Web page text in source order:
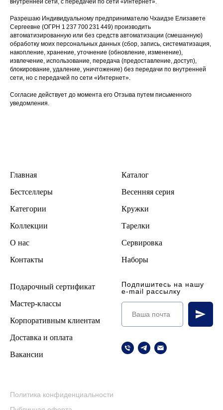
внутренней сети, с передачей по сети «Интернет».
Разрешаю Индивидуальному предпринимателю Чхаидзе Елизавете
Сергеевне (ОГРН 1 237 700 231 449) производить
автоматизированную или без средств автоматизации (смешанную)
обработку моих персональных данных (сбор, запись, систематизация,
накопление, хранение, уточнение (обновление, изменение),
извлечение, использование, передача (предоставление, доступ),
блокирование, удаление, уничтожение) без передачи по внутренней
сети, но с передачей по сети «Интернет».
Согласие действует до момента его Отзыва путем письменного
уведомления.
Главная
Бестселлеры
Категории
Коллекции
О нас
Контакты
Каталог
Весенняя серия
Кружки
Тарелки
Сервировка
Наборы
Подарочный сертификат
Мастер-классы
Корпоративным клиентам
Доставка и оплата
Вакансии
Подпишитесь на нашу
e-mail рассылку
Политика конфиденциальности